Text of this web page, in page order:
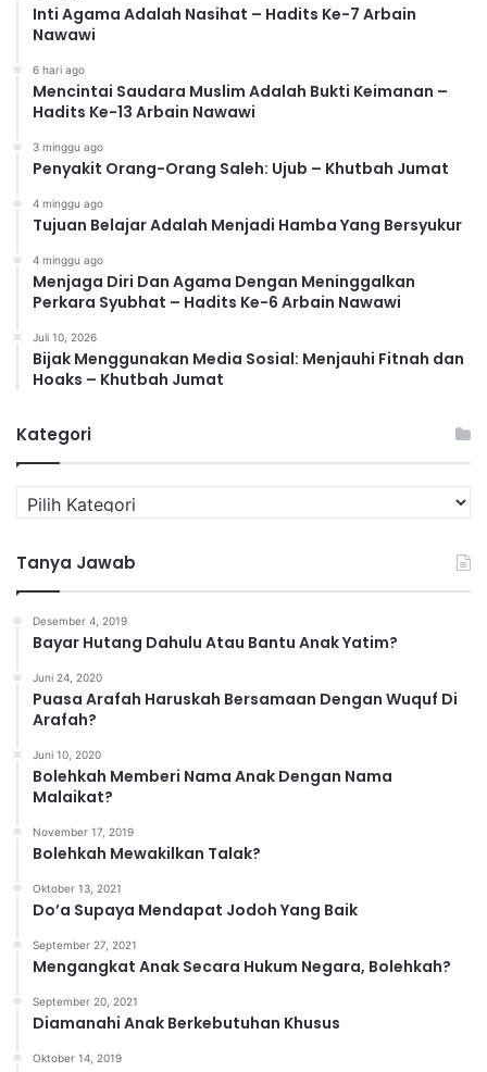
Inti Agama Adalah Nasihat – Hadits Ke-7 Arbain
Nawawi
6 hari ago
Mencintai Saudara Muslim Adalah Bukti Keimanan –
Hadits Ke-13 Arbain Nawawi
3 minggu ago
Penyakit Orang-Orang Saleh: Ujub – Khutbah Jumat
4 minggu ago
Tujuan Belajar Adalah Menjadi Hamba Yang Bersyukur
4 minggu ago
Menjaga Diri Dan Agama Dengan Meninggalkan
Perkara Syubhat – Hadits Ke-6 Arbain Nawawi
Juli 10, 2026
Bijak Menggunakan Media Sosial: Menjauhi Fitnah dan
Hoaks – Khutbah Jumat
Kategori
a
e
g
Tanya Jawab
Desember 4, 2019
Bayar Hutang Dahulu Atau Bantu Anak Yatim?
Juni 24, 2020
Puasa Arafah Haruskah Bersamaan Dengan Wuquf Di
Arafah?
Juni 10, 2020
Bolehkah Memberi Nama Anak Dengan Nama
Malaikat?
November 17, 2019
Bolehkah Mewakilkan Talak?
Oktober 13, 2021
Do’a Supaya Mendapat Jodoh Yang Baik
September 27, 2021
Mengangkat Anak Secara Hukum Negara, Bolehkah?
September 20, 2021
Diamanahi Anak Berkebutuhan Khusus
Oktober 14, 2019